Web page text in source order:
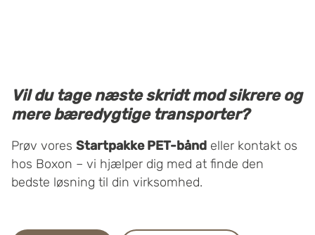
Vil du tage næste skridt mod sikrere og
mere bæredygtige transporter?
Prøv vores Startpakke PET-bånd eller kontakt os
hos Boxon – vi hjælper dig med at finde den
bedste løsning til din virksomhed.